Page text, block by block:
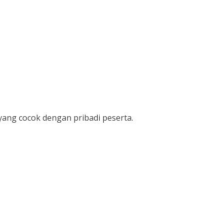
cocok dengan pribadi peserta.